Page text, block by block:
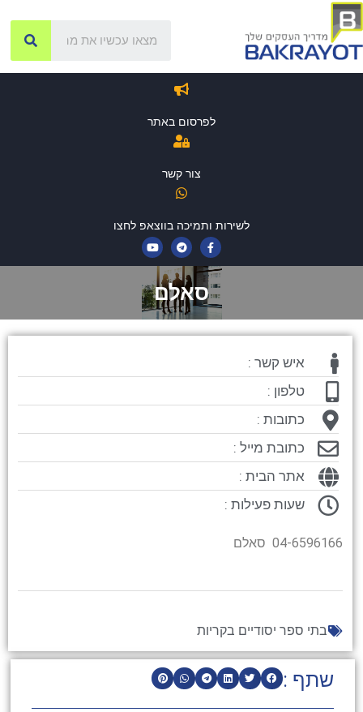
לפרסום באתר
צור קשר
לשירות ותמיכה בווצאפ לחצו
סאלם
שתף :
איש קשר :
טלפון :
כתובות :
כתובת מייל :
אתר הבית :
שעות פעילות :
04-6596166 סאלם
בתי ספר יסודיים בקריות